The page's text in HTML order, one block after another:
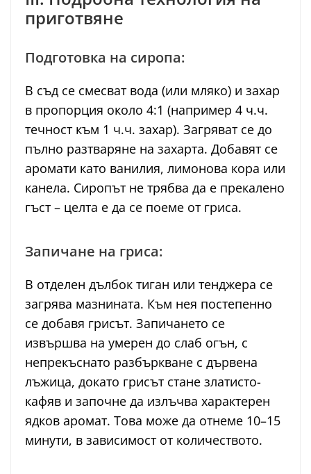
приготвяне
Подготовка на сиропа:
В съд се смесват вода (или мляко) и захар
в пропорция около 4:1 (например 4 ч.ч.
течност към 1 ч.ч. захар). Загряват се до
пълно разтваряне на захарта. Добавят се
аромати като ванилия, лимонова кора или
канела. Сиропът не трябва да е прекалено
гъст – целта е да се поеме от гриса.
Запичане на гриса:
В отделен дълбок тиган или тенджера се
загрява мазнината. Към нея постепенно
се добавя грисът. Запичането се
извършва на умерен до слаб огън, с
непрекъснато разбъркване с дървена
лъжица, докато грисът стане златисто-
кафяв и започне да излъчва характерен
ядков аромат. Това може да отнеме 10–15
минути, в зависимост от количеството.